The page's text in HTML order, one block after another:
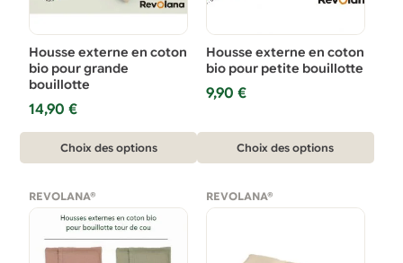
sur
la
page
produit
Housse externe en coton
bio pour grande
bouillotte
14,90€
Choix des options
produit
plusieurs
variations.
Housse externe en coton
bio pour petite bouillotte
9,90 €
Choix des options
produit
plusieurs
REVOLANA® REVOLANA®